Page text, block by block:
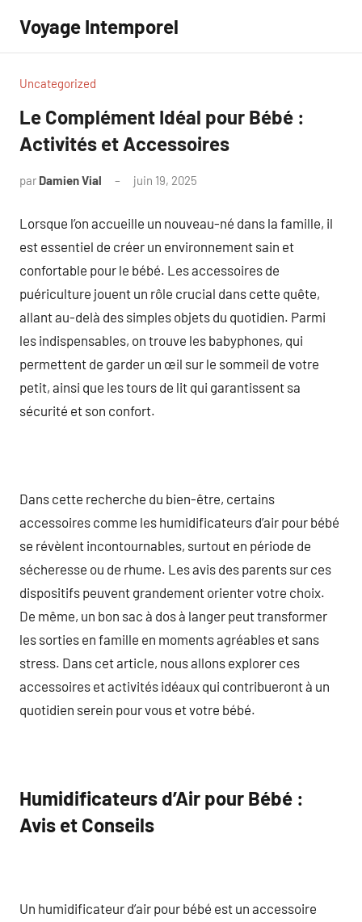
contenu
Voyage Intemporel
Uncategorized
Le Complément Idéal pour Bébé :
Activités et Accessoires
par Damien Vial juin 19, 2025
Lorsque l’on accueille un nouveau-né dans la famille, il
est essentiel de créer un environnement sain et
confortable pour le bébé. Les accessoires de
puériculture jouent un rôle crucial dans cette quête,
allant au-delà des simples objets du quotidien. Parmi
les indispensables, on trouve les babyphones, qui
permettent de garder un œil sur le sommeil de votre
petit, ainsi que les tours de lit qui garantissent sa
sécurité et son confort.
Dans cette recherche du bien-être, certains
accessoires comme les humidificateurs d’air pour bébé
se révèlent incontournables, surtout en période de
sécheresse ou de rhume. Les avis des parents sur ces
dispositifs peuvent grandement orienter votre choix.
De même, un bon sac à dos à langer peut transformer
les sorties en famille en moments agréables et sans
stress. Dans cet article, nous allons explorer ces
accessoires et activités idéaux qui contribueront à un
quotidien serein pour vous et votre bébé.
Humidificateurs d’Air pour Bébé :
Avis et Conseils
Un humidificateur d’air pour bébé est un accessoire